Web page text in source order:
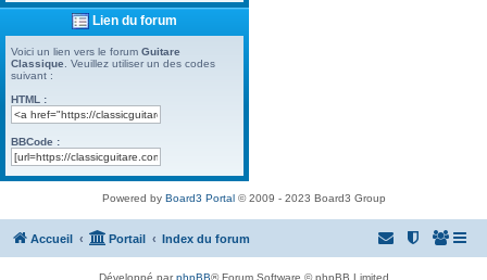
Lien du forum
Voici un lien vers le forum Guitare
Classique . Veuillez utiliser un des codes
suivant :
HTML :
BBCode :
Powered by Board3 Portal© 2009 - 2023 Board3 Group
Accueil Portail Index du forum
Développé parphpBB® Forum Software © phpBB Limited